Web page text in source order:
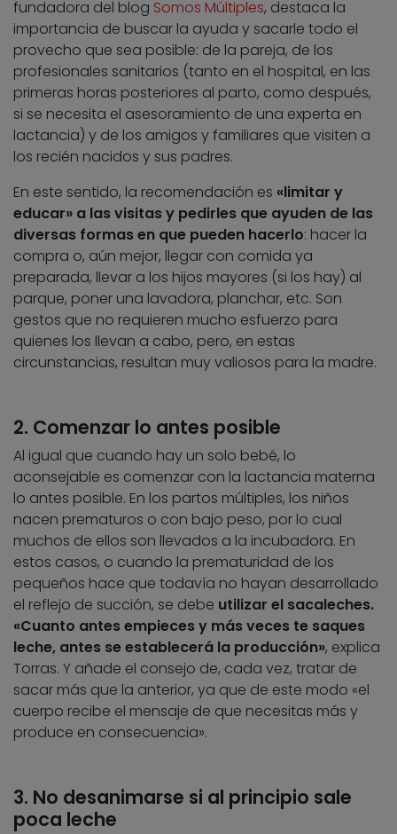
fundadora del blog Somos Múltiples, destaca la
importancia de buscar la ayuda y sacarle todo el
provecho que sea posible: de la pareja, de los
profesionales sanitarios (tanto en el hospital, en las
primeras horas posteriores al parto, como después,
si se necesita el asesoramiento de una experta en
lactancia) y de los amigos y familiares que visiten a
los recién nacidos y sus padres.
En este sentido, la recomendación es «limitar y
educar» a las visitas y pedirles que ayuden de las
diversas formas en que pueden hacerlo: hacer la
compra o, aún mejor, llegar con comida ya
preparada, llevar a los hijos mayores (si los hay) al
parque, poner una lavadora, planchar, etc. Son
gestos que no requieren mucho esfuerzo para
quienes los llevan a cabo, pero, en estas
circunstancias, resultan muy valiosos para la madre.
2. Comenzar lo antes posible
Al igual que cuando hay un solo bebé, lo
aconsejable es comenzar con la lactancia materna
lo antes posible. En los partos múltiples, los niños
nacen prematuros o con bajo peso, por lo cual
muchos de ellos son llevados a la incubadora. En
estos casos, o cuando la prematuridad de los
pequeños hace que todavía no hayan desarrollado
el reflejo de succión, se debe utilizar el sacaleches.
«Cuanto antes empieces y más veces te saques
leche, antes se establecerá la producción», explica
Torras. Y añade el consejo de, cada vez, tratar de
sacar más que la anterior, ya que de este modo «el
cuerpo recibe el mensaje de que necesitas más y
produce en consecuencia».
3. No desanimarse si al principio sale
poca leche